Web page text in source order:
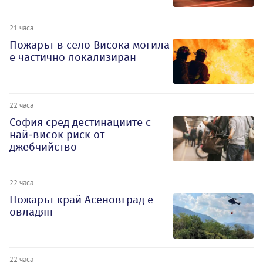
21 часа
Пожарът в село Висока могила
е частично локализиран
22 часа
София сред дестинациите с
най-висок риск от
джебчийство
22 часа
Пожарът край Асеновград е
овладян
22 часа